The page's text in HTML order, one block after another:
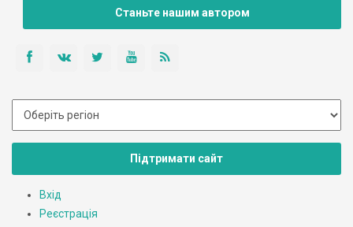
Станьте нашим автором
Підтримати сайт
Вхід
Реєстрація